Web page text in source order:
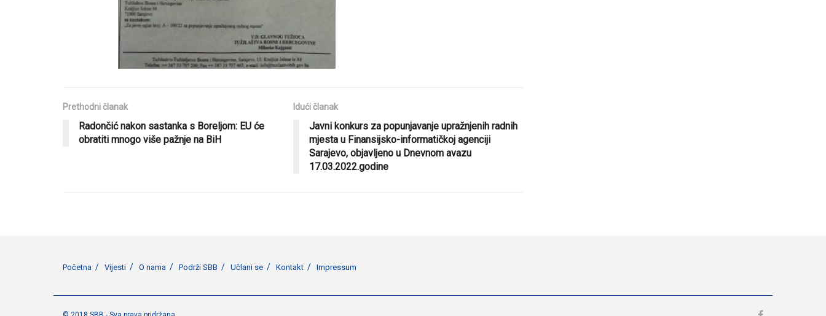
Prethodni članak
Radončić nakon sastanka s Boreljom: EU će
obratiti mnogo više pažnje na BiH
Idući članak
Javni konkurs za popunjavanje upražnjenih radnih
mjesta u Finansijsko-informatičkoj agenciji
Sarajevo, objavljeno u Dnevnom avazu
17.03.2022.godine
Početna Vijesti O nama Podrži SBB Učlani se Kontakt Impressum